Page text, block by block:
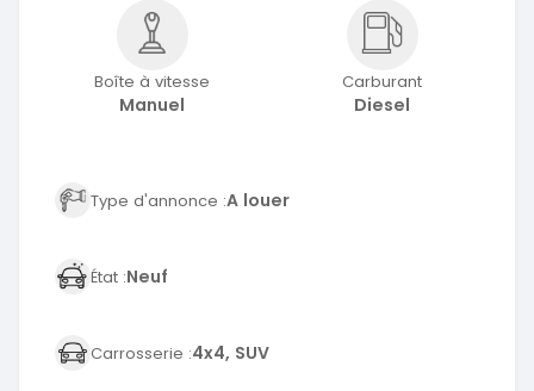
Boîte à vitesse
Manuel
Carburant
Diesel
Type d'annonce :A louer
État :Neuf
Carrosserie :4x4, SUV